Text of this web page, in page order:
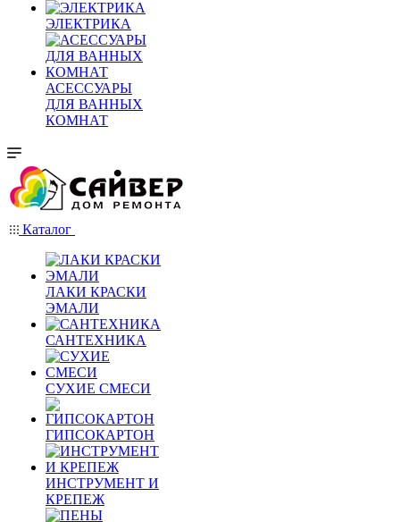
ЭЛЕКТРИКА
АСЕССУАРЫ
ДЛЯ ВАННЫХ
КОМНАТ
Каталог
ЛАКИ КРАСКИ
ЭМАЛИ
САНТЕХНИКА
СУХИЕ СМЕСИ
ГИПСОКАРТОН
ИНСТРУМЕНТ И
КРЕПЕЖ